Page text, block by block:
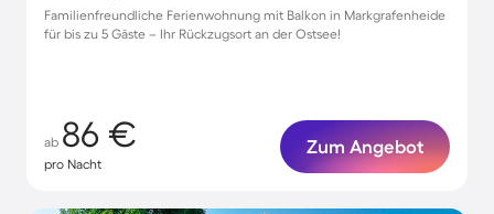
Familienfreundliche Ferienwohnung mit Balkon in Markgrafenheide
für bis zu 5 Gäste – Ihr Rückzugsort an der Ostsee!
ab 86 €
pro Nacht
Zum Angebot